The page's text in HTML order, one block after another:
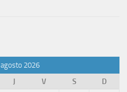
agosto 2026
J V S
D